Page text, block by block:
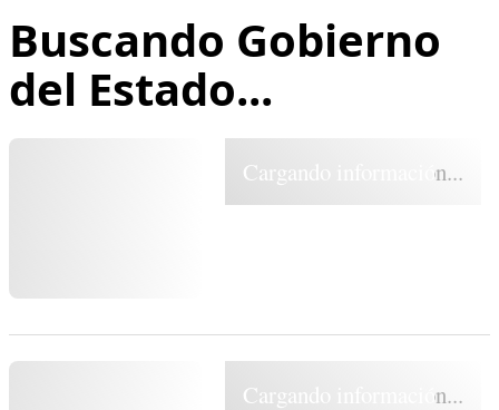
Buscando Gobierno
del Estado...
Cargando información...
Cargando información...